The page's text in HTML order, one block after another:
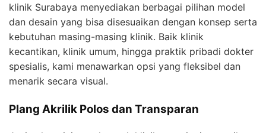
klinik Surabaya menyediakan berbagai pilihan model
dan desain yang bisa disesuaikan dengan konsep serta
kebutuhan masing-masing klinik. Baik klinik
kecantikan, klinik umum, hingga praktik pribadi dokter
spesialis, kami menawarkan opsi yang fleksibel dan
menarik secara visual.
Plang Akrilik Polos dan Transparan